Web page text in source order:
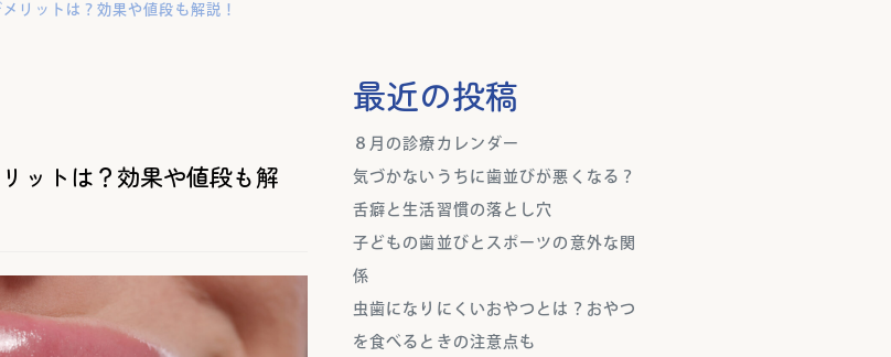
リットは？効果や値段も解説！
ットは？効果や値段も解
最近の投稿
８月の診療カレンダー
気づかないうちに歯並びが悪くなる？
舌癖と生活習慣の落とし穴
子どもの歯並びとスポーツの意外な関
係
虫歯になりにくいおやつとは？おやつ
を食べるときの注意点も